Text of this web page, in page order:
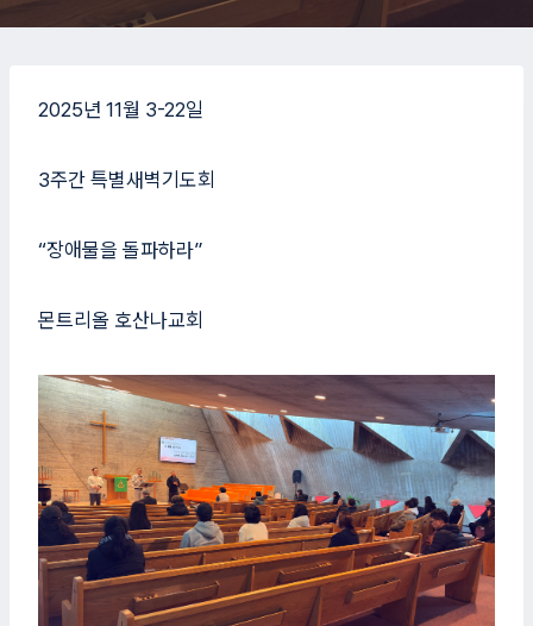
2025년 11월 3-22일
3주간 특별새벽기도회
“장애물을 돌파하라”
몬트리올 호산나교회